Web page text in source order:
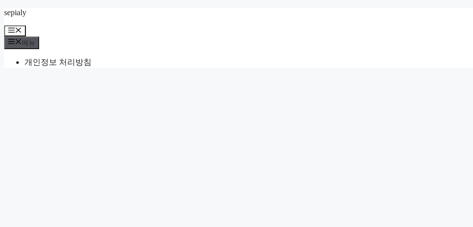
컨
츠
로
sepialy
메
뉴
메뉴
개인정보 처리방침